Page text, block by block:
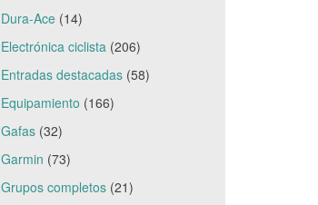
Dura-Ace(14)
Electrónica ciclista(206)
Entradas destacadas(58)
Equipamiento (166)
Gafas(32)
Garmin (73)
Grupos completos(21)